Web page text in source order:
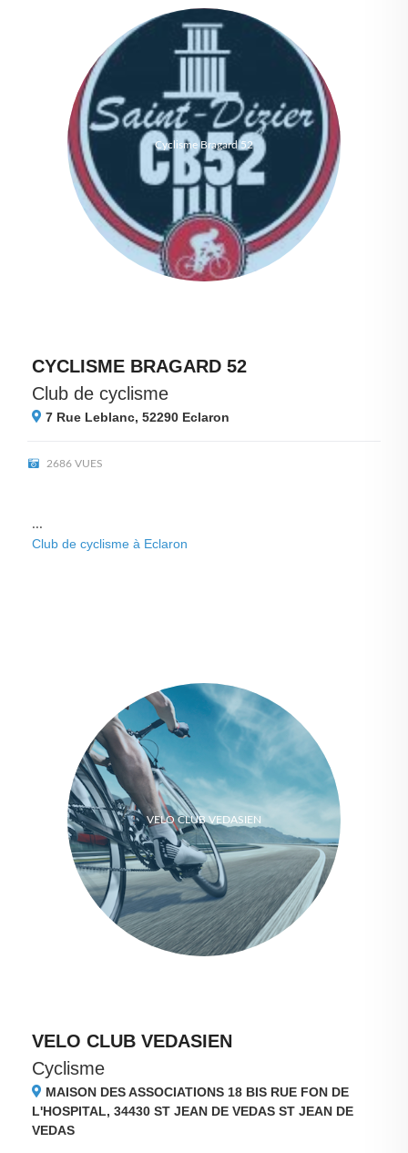
Cyclisme Bragard 52
CYCLISME BRAGARD 52
Club de cyclisme
7 Rue Leblanc, 52290 Eclaron
2686 VUES
...
Club de cyclisme à Eclaron
VELO CLUB VEDASIEN
VELO CLUB VEDASIEN
Cyclisme
MAISON DES ASSOCIATIONS 18 BIS RUE FON DE
L'HOSPITAL, 34430 ST JEAN DE VEDAS ST JEAN DE
VEDAS